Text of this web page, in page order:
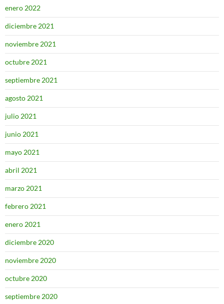
enero 2022
diciembre 2021
noviembre 2021
octubre 2021
septiembre 2021
agosto 2021
julio 2021
junio 2021
mayo 2021
abril 2021
marzo 2021
febrero 2021
enero 2021
diciembre 2020
noviembre 2020
octubre 2020
septiembre 2020